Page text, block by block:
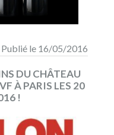
Publié le 16/05/2016
DU CHÂTEAU
À PARIS LES 20
!